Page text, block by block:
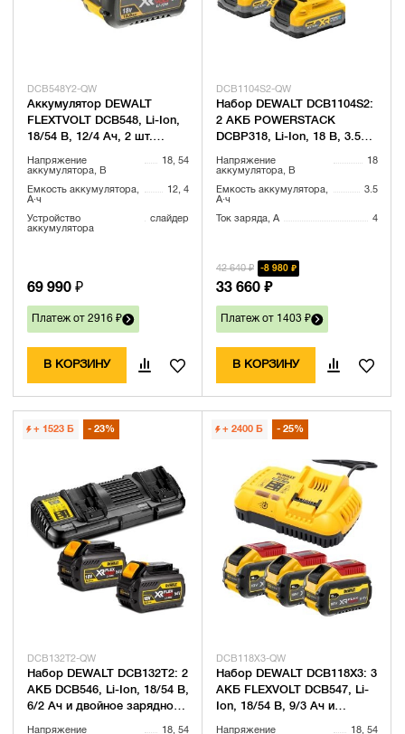
DCB548Y2-QW
Аккумулятор DEWALT
FLEXTVOLT DCB548, Li-Ion,
18/54 В, 12/4 Ач, 2 шт.
Напряжение
аккумулятора, В
18, 54
Емкость аккумулятора,
А·ч
12, 4
Устройство
аккумулятора
слайдер
69 990 ₽
Платеж от 2916 ₽
В КОРЗИНУ
DCB1104S2-QW
Набор DEWALT DCB1104S2:
2 АКБ POWERSTACK
DCBP318, Li-Ion, 18 В, 3.5
DCB1104, 12/18 В, 4 A
Напряжение
аккумулятора, В
18
Емкость аккумулятора,
А·ч
3.5
Ток заряда, А 4
42 640 ₽ 8 980 ₽
33 660 ₽
Платеж от 1403 ₽
В КОРЗИНУ
+ 1523 Б 23%
DCB132T2-QW
Набор DEWALT DCB132T2: 2
АКБ DCB546, Li-Ion, 18/54 В,
6/2 Ач и двойное зарядное
Напряжение
18, 54
+ 2400 Б 25%
DCB118X3-QW
Набор DEWALT DCB118X3: 3
АКБ FLEXVOLT DCB547, Li-
Ion, 18/54 В, 9/3 Ач и
Напряжение
18, 54